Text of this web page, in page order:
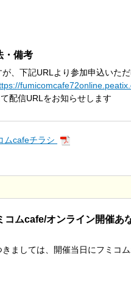
・備考
、下記URLより参加申込いた
配信URLをお知らせします
ムcafeチラシ
コムcafe/オンライン開催あ
ましては、開催当日にフミコ